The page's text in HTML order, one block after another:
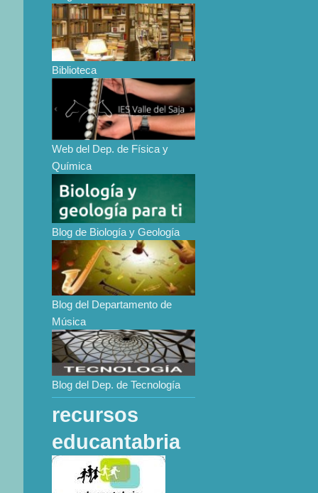
Biblioteca
Web del Dep. de Física y
Química
Blog de Biología y Geología
Blog del Departamento de
Música
Blog del Dep. de Tecnología
recursos
educantabria